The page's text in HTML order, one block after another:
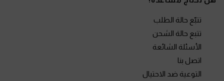
تتبّع حالة الطلب
تتبع حالة الشحن
الأسئلة الشائعة
اتصل بنا
التوعية ضد الاحتيال